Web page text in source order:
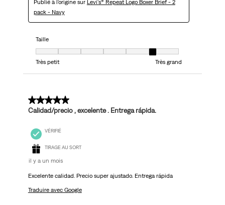
Publié à l'origine sur Levi's® Repeat Logo Boxer Brief - 2
pack - Navy
Taille
Taille, 6 sur 7, où 1 est égal à Très petit et 7 est égal à Très grand
Très petit
Très grand
5 sur 5 étoiles.
Calidad/precio , excelente . Entrega rápida.
VÉRIFIÉ
TIRAGE AU SORT
il y a un mois
Excelente calidad. Precio super ajustado. Entrega rápida
Traduire avec Google